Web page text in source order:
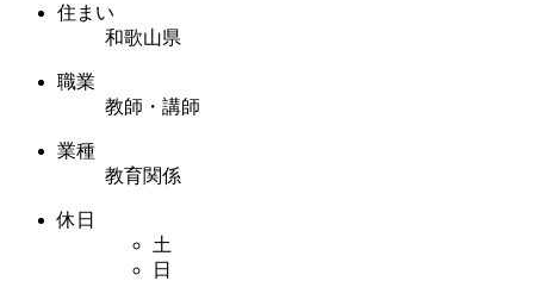
住まい
和歌山県
職業
教師・講師
業種
教育関係
休日
土
日